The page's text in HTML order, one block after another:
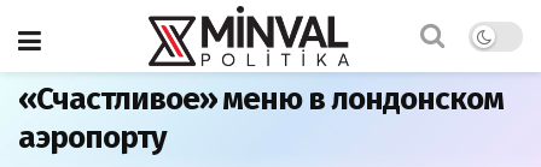
Главная Это Интересно
«Счастливое» меню в лондонском
аэропорту